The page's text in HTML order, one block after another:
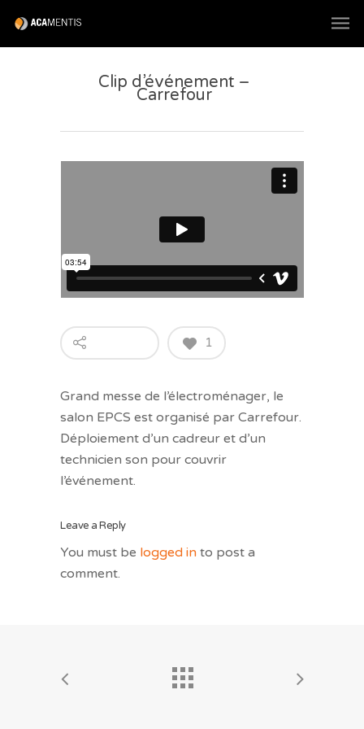
Clip d’événement –
Carrefour
1
Grand messe de l’électroménager, le
salon EPCS est organisé par Carrefour.
Déploiement d’un cadreur et d’un
technicien son pour couvrir
l’événement.
Leave a Reply
You must be logged in to post a
comment.